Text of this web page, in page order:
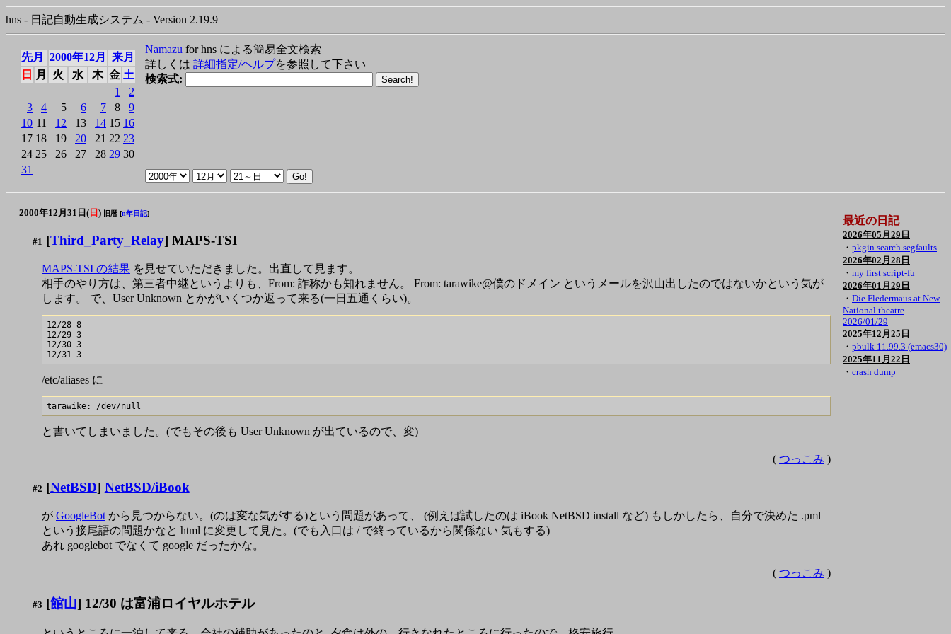
hns - 日記自動生成システム - Version 2.19.9
先月 2000年12月
来月
日
月 火 水 木 金 土
1
2
3
4 5 6 7 8
9
10 11 12 13 14 15 16
17 18 19 20 21 22 23
24 25 26 27 28 29 30
31
Namazu for hns による簡易全文検索
詳しくは 詳細指定/ヘルプを参照して下さい
検索式:
2000年12月31日( 日 ) 旧暦 [n年日記]
#1 [Third_Party_Relay] MAPS-TSI
MAPS-TSI の結果 を見せていただきました。出直して見ます。
相手のやり方は、第三者中継というよりも、From: 詐称かも知れません。 From: tarawike@僕のドメイン というメールを沢山出したのではないかという気が
します。 で、User Unknown とかがいくつか返って来る(一日五通くらい)。
12/28 8
12/29 3
12/30 3
/etc/aliases に
と書いてしまいました。(でもその後も User Unknown が出ているので、変)
( つっこみ )
#2 [NetBSD] NetBSD/iBook
が GoogleBot から見つからない。(のは変な気がする)という問題があって、 (例えば試したのは iBook NetBSD install など) もしかしたら、自分で決めた .pml
という接尾語の問題かなと html に変更して見た。(でも入口は / で終っているから関係ない 気もする)
あれ googlebot でなくて google だったかな。
( つっこみ )
#3 [館山] 12/30 は富浦ロイヤルホテル
最近の日記
2026年05月29日
・ pkgin search segfaults
2026年02月28日
・ my first script-fu
2026年01月29日
・ Die Fledermaus at New
National theatre
2026/01/29
2025年12月25日
・ pbulk 11.99.3 (emacs30)
2025年11月22日
・ crash dump